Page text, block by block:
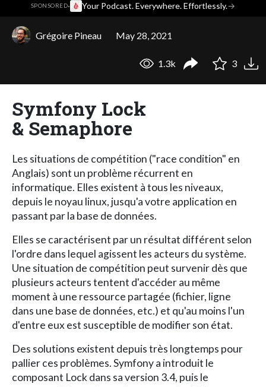
SPONSORED· Your Podcast. Everywhere. Effortlessly.→
Grégoire Pineau May 28, 2021
1.3k 3
Symfony Lock
& Semaphore
Les situations de compétition ("race condition" en
Anglais) sont un problème récurrent en
informatique. Elles existent à tous les niveaux,
depuis le noyau linux, jusqu'a votre application en
passant par la base de données.
Elles se caractérisent par un résultat différent selon
l'ordre dans lequel agissent les acteurs du système.
Une situation de compétition peut survenir dès que
plusieurs acteurs tentent d'accéder au même
moment à une ressource partagée (fichier, ligne
dans une base de données, etc.) et qu'au moins l'un
d'entre eux est susceptible de modifier son état.
Des solutions existent depuis très longtemps pour
pallier ces problèmes. Symfony a introduit le
composant Lock dans sa version 3.4, puis le